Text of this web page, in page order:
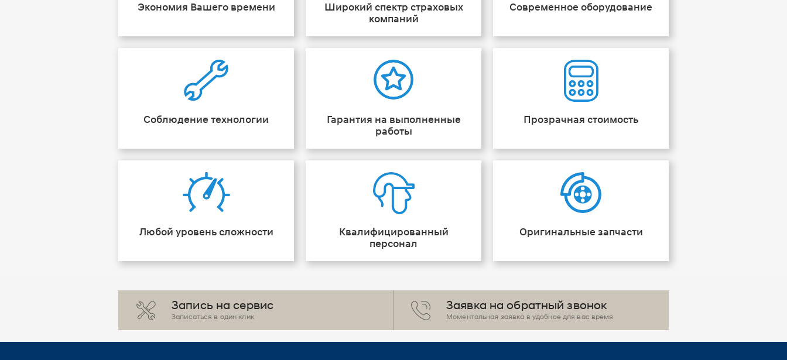
Экономия Вашего времени
Широкий спектр страховых
компаний
Современное оборудование
Соблюдение технологии
Гарантия на выполненные
работы
Прозрачная стоимость
Любой уровень сложности
Квалифицированный
персонал
Оригинальные запчасти
Запись на сервис
Записаться в один клик
Заявка на обратный звонок
Моментальная заявка в удобное для вас время